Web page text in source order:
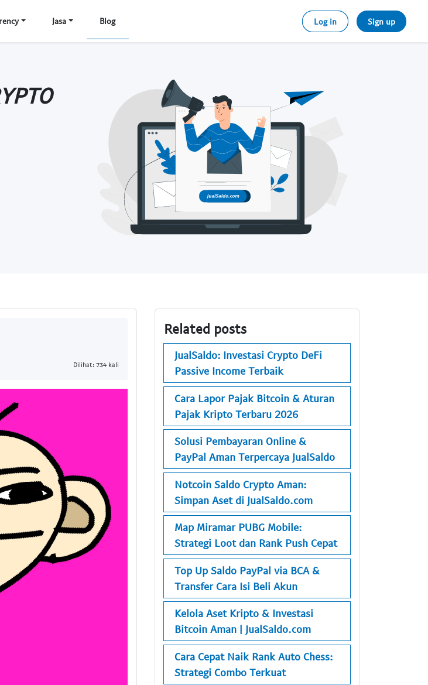
Jasa Blog Log in Sign up
Dilihat: 734 kali
Related posts
JualSaldo: Investasi Crypto DeFi
Passive Income Terbaik
Cara Lapor Pajak Bitcoin & Aturan
Pajak Kripto Terbaru 2026
Solusi Pembayaran Online &
PayPal Aman Terpercaya JualSaldo
Notcoin Saldo Crypto Aman:
Simpan Aset di JualSaldo.com
Map Miramar PUBG Mobile:
Strategi Loot dan Rank Push Cepat
Top Up Saldo PayPal via BCA &
Transfer Cara Isi Beli Akun
Kelola Aset Kripto & Investasi
Bitcoin Aman | JualSaldo.com
Cara Cepat Naik Rank Auto Chess:
Strategi Combo Terkuat